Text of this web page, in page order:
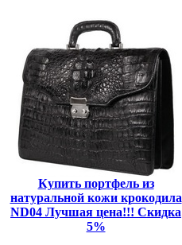
Купить портфель из
натуральной кожи крокодила
ND04 Лучшая цена!!! Скидка
5%